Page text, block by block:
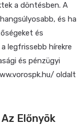
a döntésben. A
és ha
és
legfrissebb hírekre
és pénzügyi
oldalt
Előnyök